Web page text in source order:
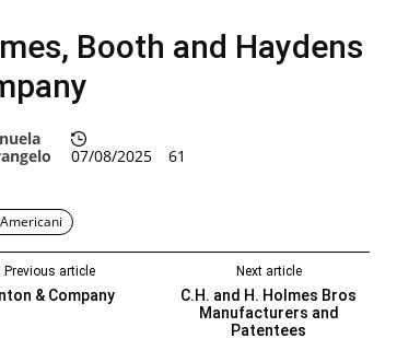
Booth and Haydens
07/08/2025 61
Previous article
& Company
Next article
C.H. and H. Holmes Bros
Manufacturers and
Patentees